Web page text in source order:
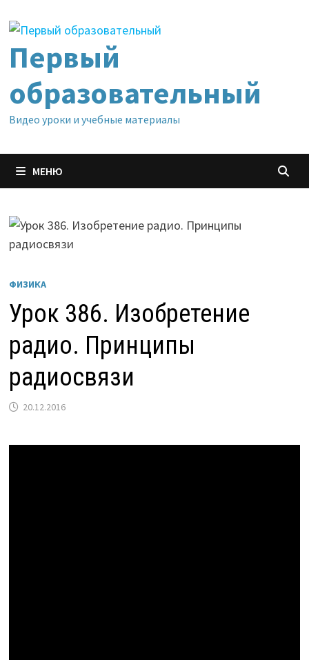
содержимому
Первый
образовательный
Видео уроки и учебные материалы
МЕНЮ
ФИЗИКА
Урок 386. Изобретение
радио. Принципы
радиосвязи
20.12.2016